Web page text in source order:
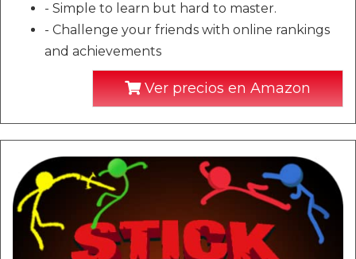
- Simple to learn but hard to master.
- Challenge your friends with online rankings
and achievements
Ver precios en Amazon